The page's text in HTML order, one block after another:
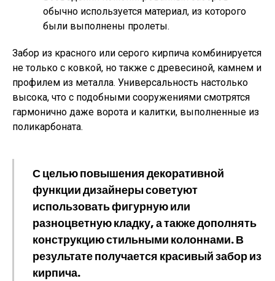
обычно используется материал, из которого
были выполнены пролеты.
Забор из красного или серого кирпича комбинируется
не только с ковкой, но также с древесиной, камнем и
профилем из металла. Универсальность настолько
высока, что с подобными сооружениями смотрятся
гармонично даже ворота и калитки, выполненные из
поликарбоната.
С целью повышения декоративной
функции дизайнеры советуют
использовать фигурную или
разноцветную кладку, а также дополнять
конструкцию стильными колоннами. В
результате получается красивый забор из
кирпича.